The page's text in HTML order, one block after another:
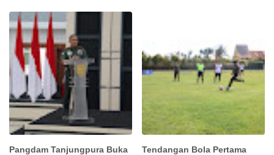
Pangdam Tanjungpura Buka
Tendangan Bola Pertama